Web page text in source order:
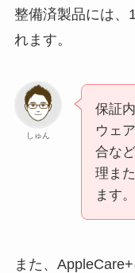
整備済製品には、
れます。
しゅん
保証
ウェ
合な
理ま
ます。
また、